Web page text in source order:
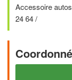
Accessoire
24 64 /